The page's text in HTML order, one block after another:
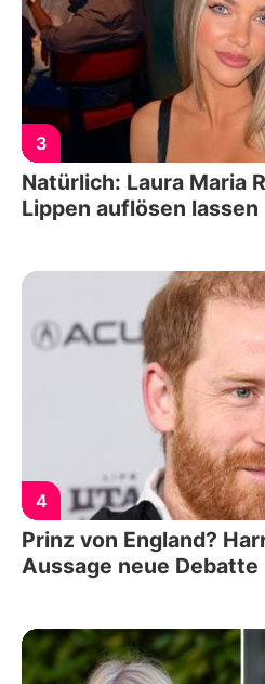
3
Natürlich: Laura Maria
Lippen auflösen lassen
4
Prinz von England?
Aussage neue Debatte